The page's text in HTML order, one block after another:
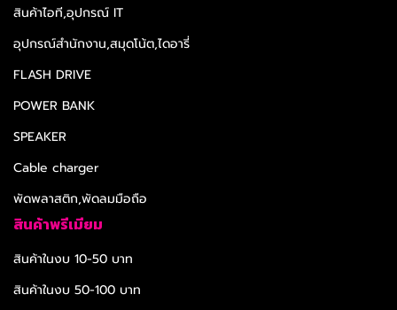
สินค้าไอที,อุปกรณ์ IT
อุปกรณ์สำนักงาน,สมุดโน้ต,ไดอารี่
FLASH DRIVE
POWER BANK
SPEAKER
Cable charger
พัดพลาสติก,พัดลมมือถือ
สินค้าพรีเมียม
สินค้าในงบ 10-50 บาท
สินค้าในงบ 50-100 บาท